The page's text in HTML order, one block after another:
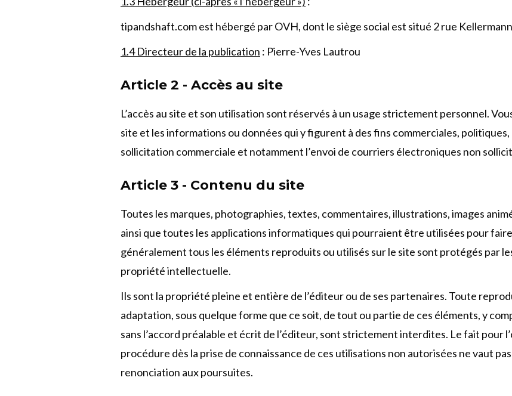
tipandshaft.com est hébergé par OVH, dont le siège social est situé 2 rue
1.4 Directeur de la publication : Pierre-Yves Lautrou
Article 2 - Accès au site
L’accès au site et son utilisation sont réservés à un usage strictement personnel.
site et les informations ou données qui y figurent à des fins commerciales,
sollicitation commerciale et notamment l’envoi de courriers électroniques non
Article 3 - Contenu du site
Toutes les marques, photographies, textes, commentaires, illustrations, images
ainsi que toutes les applications informatiques qui pourraient être utilisées pour
généralement tous les éléments reproduits ou utilisés sur le site sont protégés par
propriété intellectuelle.
Ils sont la propriété pleine et entière de l’éditeur ou de ses partenaires. Toute
adaptation, sous quelque forme que ce soit, de tout ou partie de ces éléments, y
sans l’accord préalable et écrit de l’éditeur, sont strictement interdites. Le fait pour
procédure dès la prise de connaissance de ces utilisations non autorisées ne vaut
renonciation aux poursuites.